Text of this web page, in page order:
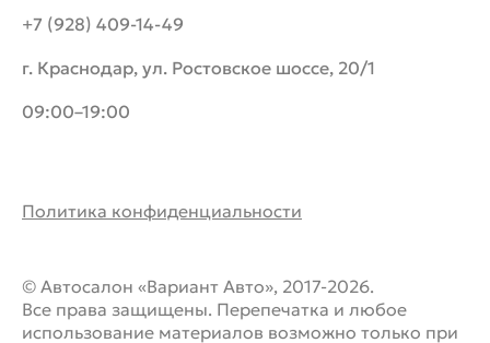
+7 (928) 409-14-49
г. Краснодар, ул. Ростовское шоссе, 20/1
09:00–19:00
Политика конфиденциальности
© Автосалон «Вариант Авто», 2017-2026.
Все права защищены. Перепечатка и любое
использование материалов возможно только при